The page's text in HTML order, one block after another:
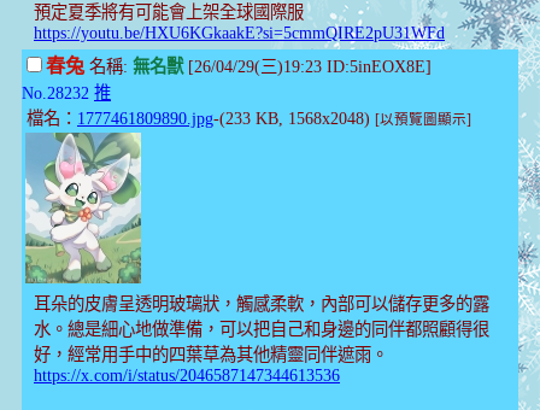
預定夏季將有可能會上架全球國際服
https://youtu.be/HXU6KGkaakE?si=5cmmQIRE2pU31WFd
春兔名稱: 無名獸[26/04/29(三)19:23 ID:5inEOX8E]
No.28232 推
檔名： 1777461809890.jpg-(233 KB, 1568x2048) [以預覽圖顯示]
耳朵的皮膚呈透明玻璃狀，觸感柔軟，內部可以儲存更多的露
水。總是細心地做準備，可以把自己和身邊的同伴都照顧得很
好，經常用手中的四葉草為其他精靈同伴遮雨。
https://x.com/i/status/2046587147344613536